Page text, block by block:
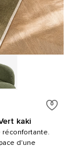
kaki
réconfortante.
d'une